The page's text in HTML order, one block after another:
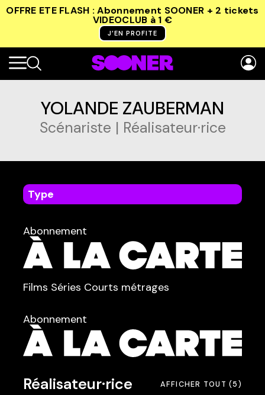
OFFRE ETE FLASH : Abonnement SOONER + 2 tickets
VIDEOCLUB à 1 €
J’EN PROFITE
YOLANDE ZAUBERMAN
Scénariste | Réalisateur·rice
Type
Abonnement
Films Séries Courts métrages
Abonnement
Réalisateur·rice AFFICHER TOUT (5)